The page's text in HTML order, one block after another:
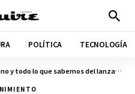
POLÍTICA TECNOLOGÍA
lo que sabemos del lanzamiento más esperado